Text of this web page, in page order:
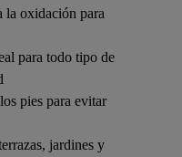
la oxidación para
para todo tipo de
pies para evitar
jardines y